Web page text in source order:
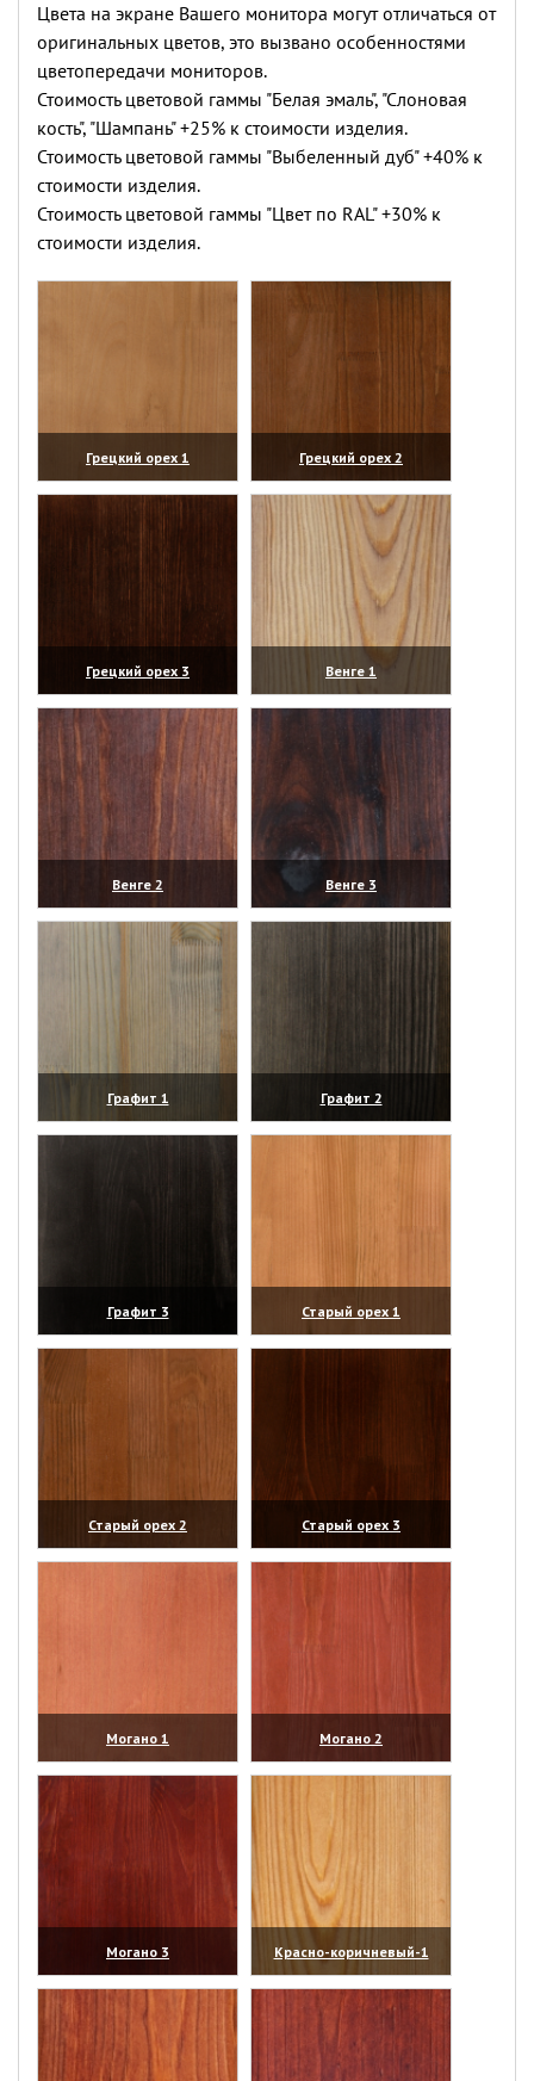
Цвета на экране Вашего монитора могут отличаться от
оригинальных цветов, это вызвано особенностями
цветопередачи мониторов.
Стоимость цветовой гаммы "Белая эмаль", "Слоновая
кость", "Шампань" +25% к стоимости изделия.
Стоимость цветовой гаммы "Выбеленный дуб" +40% к
стоимости изделия.
Стоимость цветовой гаммы "Цвет по RAL" +30% к
стоимости изделия.
Грецкий орех 1
(увеличить)
Грецкий орех 2
(увеличить)
Грецкий орех 3
(увеличить)
Венге 1
(увеличить)
Венге 2
(увеличить)
Венге 3
(увеличить)
Графит 1
(увеличить)
Графит 2
(увеличить)
Графит 3
(увеличить)
Старый орех 1
(увеличить)
Старый орех 2
(увеличить)
Старый орех 3
(увеличить)
Могано 1
(увеличить)
Могано 2
(увеличить)
Могано 3
(увеличить)
Красно-коричневый-1
(увеличить)